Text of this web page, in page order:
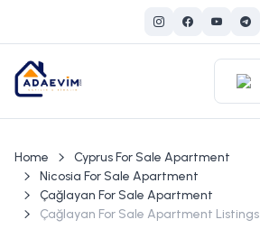
Home
Cyprus For Sale Apartment
Nicosia For Sale Apartment
Çağlayan For Sale Apartment
Çağlayan For Sale Apartment Listings